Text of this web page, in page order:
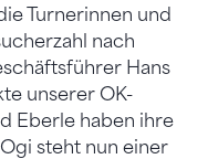
Turnerinnen und
nach
Hans
unserer OK-
Eberle haben ihre
steht nun einer